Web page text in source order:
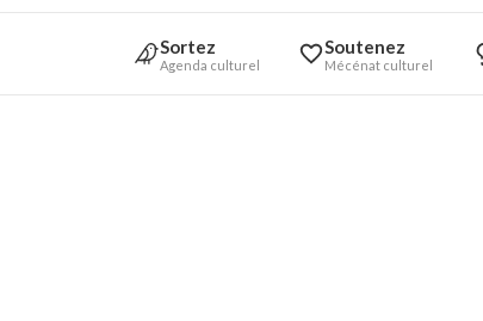
Sortez
Agenda culturel
Soutenez
Mécénat culturel